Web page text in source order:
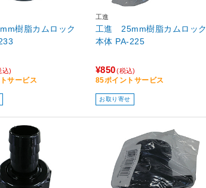
樹脂カムロック
込)
サービス
工進
工進 25mm樹脂カムロック
本体 PA-225
¥850 (税込)
85ポイントサービス
お取り寄せ